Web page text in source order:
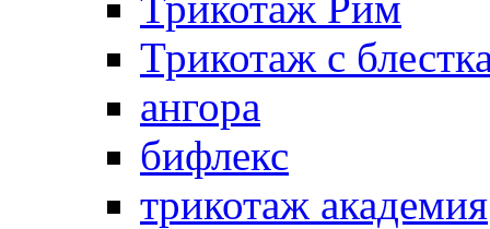
Трикотаж с
ангора
бифлекс
трикотаж академия